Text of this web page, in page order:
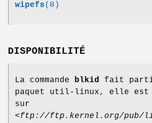
wipefs(8)
DISPONIBILITÉ
La commande blkid fait
paquet util-linux, elle est
sur
<ftp://ftp.kernel.org/pub/